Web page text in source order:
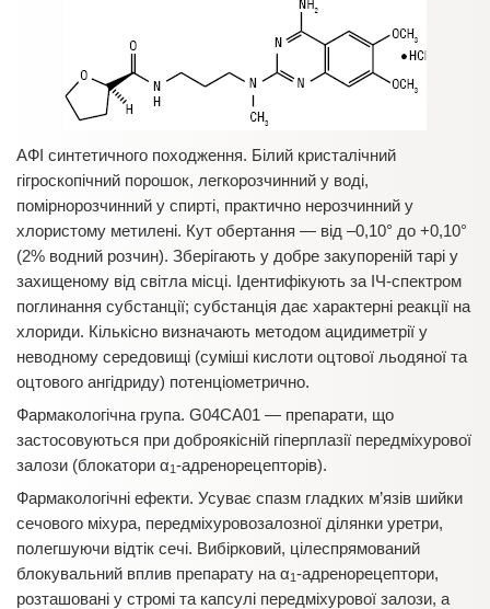
АФІ синтетичного походження. Білий кристалічний
гігроскопічний порошок, легкорозчинний у воді,
помірнорозчинний у спирті, практично нерозчинний у
хлористому метилені. Кут обертання — від –0,10° до +0,10°
(2% водний розчин). Зберігають у добре закупореній тарі у
захищеному від світла місці. Ідентифікують за ІЧ-спектром
поглинання субстанції; субстанція дає характерні реакції на
хлориди. Кількісно визначають методом ацидиметрії у
неводному середовищі (суміші кислоти оцтової льодяної та
оцтового ангідриду) потенціометрично.
Фармакологічна група. G04CA01 — препарати, що
застосовуються при доброякісній гіперплазії передміхурової
залози (блокатори α1 -адренорецепторів).
Фармакологічні ефекти. Усуває спазм гладких м’язів шийки
сечового міхура, передміхуровозалозної ділянки уретри,
полегшуючи відтік сечі. Вибірковий, цілеспрямований
блокувальний вплив препарату на α1 -адренорецептори,
розташовані у стромі та капсулі передміхурової залози, а